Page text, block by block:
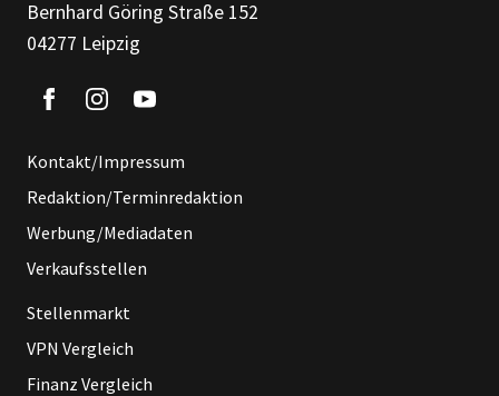
Bernhard Göring Straße 152
04277 Leipzig
Kontakt/Impressum
Redaktion/Terminredaktion
Werbung/Mediadaten
Verkaufsstellen
Stellenmarkt
VPN Vergleich
Finanz Vergleich